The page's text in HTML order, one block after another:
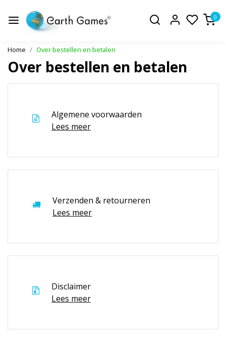
0
Home Over bestellen en betalen
Over bestellen en betalen
Algemene voorwaarden
Lees meer
Verzenden & retourneren
Lees meer
Disclaimer
Lees meer